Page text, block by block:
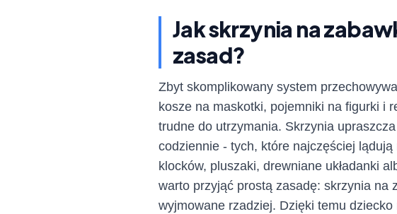
Jak skrzynia na
zasad?
Zbyt skomplikowany system
kosze na maskotki, pojemniki na figurki i
trudne do utrzymania. Skrzynia
codziennie - tych, które najczęściej
klocków, pluszaki, drewniane układanki
warto przyjąć prostą zasadę: skrzynia na
wyjmowane rzadziej. Dzięki temu